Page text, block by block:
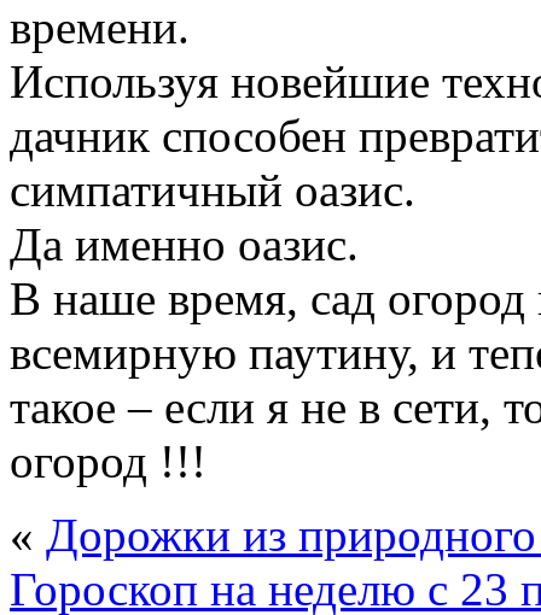
времени.
Используя новейшие
дачник способен
симпатичный оазис.
Да именно оазис.
В наше время, сад огород
всемирную паутину, и
такое – если я не в сети,
огород !!!
« Дорожки из
Гороскоп на неделю с 23